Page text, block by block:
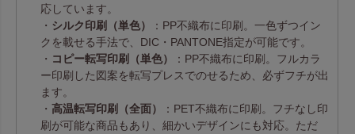
応しています。
・ シルク印刷（単色）
：PP不織布に印刷。一色ずつイン
クを載せる手法で、DIC・PANTONE指定が可能です。
・ コピー転写印刷（単色）
：PP不織布に印刷。フルカラ
ー印刷した図案を転写プレスでのせるため、必ずフチが出
ます。
・ 高温転写印刷（全面）
：PET不織布に印刷。フチなし印
刷が可能な商品もあり、細かいデザインにも対応。ただ